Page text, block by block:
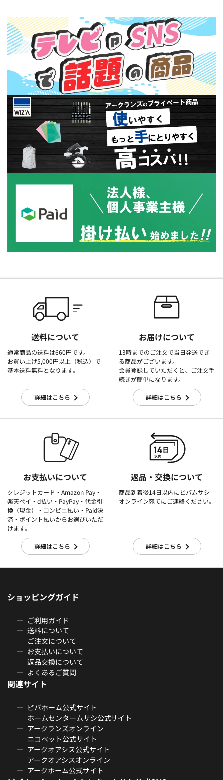
送料について
通常商品の送料は660円です。
お買い上げ5,000円以上（税込）で
基本送料無料となります。
詳細はこちら
お届けについて
13時までのご注文で当日発送でき
る商品がございます。
会員登録していただくと、ご注文手
続きが簡単になります。
詳細はこちら
お支払いについて
クレジットカード・Amazon Pay・
楽天ぺイ・d払い・PayPay・代金引
換（現金）・コンビニ払い・Paid決
済・ポイント払いからお選びいただ
けます。
詳細はこちら
返品・交換について
商品到着後14日以内にビバムサシ
オンライン宛てにご連絡ください。
詳細はこちら
ショッピングガイド
ご利用ガイド
送料について
ご注文について
お支払いについて
返品交換について
よくあるご質問
関連サイト
ビバホーム公式サイト
ホームセンタームサシ公式サイト
アークランズオンライン
ニコペット公式サイト
アークオアシス公式サイト
アークオアシスオンライン
アークホーム公式サイト